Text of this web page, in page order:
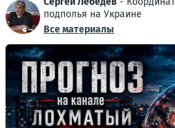
подполья на Украине
Все материалы